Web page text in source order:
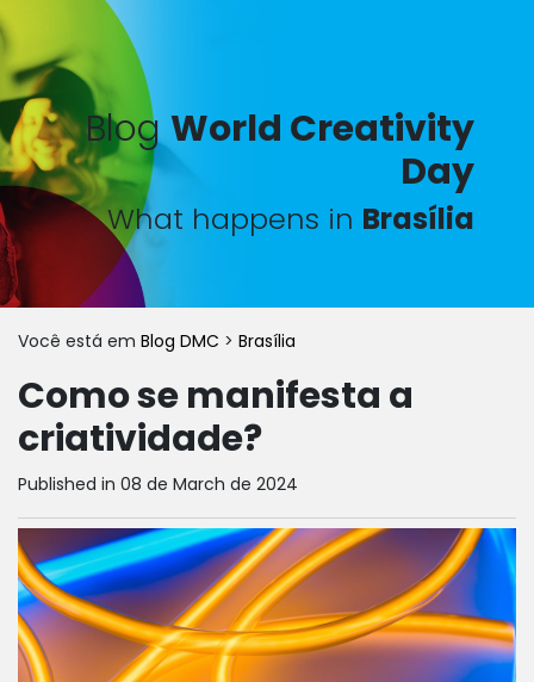
Blog World Creativity
Day
What happens in Brasília
Você está em Blog DMC > Brasília
Como se manifesta a
criatividade?
Published in 08 de March de 2024